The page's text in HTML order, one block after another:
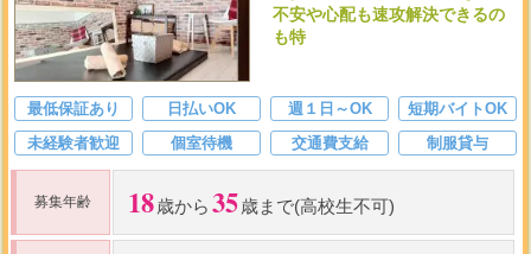
不安や心配も速攻解決できるの
も特
最低保証あり 日払いOK 週１日～OK
短期バイトOK
未経験者歓迎
個室待機 交通費支給 制服貸与
募集年齢 18歳から 35歳まで(高校生不可)